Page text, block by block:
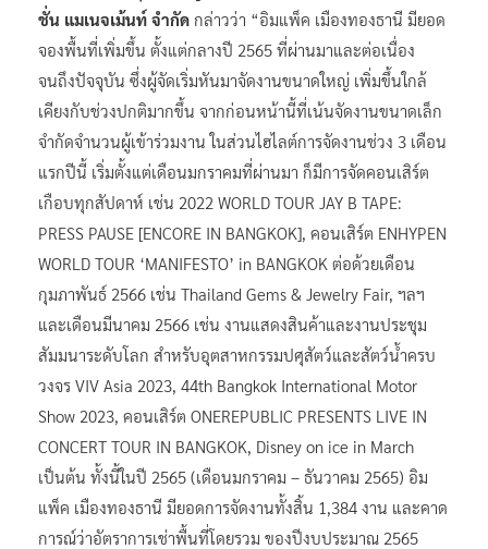
ชั่น แมเนจเม้นท์ จำกัด กล่าวว่า “อิมแพ็ค เมืองทองธานี มียอด
จองพื้นที่เพิ่มขึ้น ตั้งแต่กลางปี 2565 ที่ผ่านมาและต่อเนื่อง
จนถึงปัจจุบัน ซึ่งผู้จัดเริ่มหันมาจัดงานขนาดใหญ่ เพิ่มขึ้นใกล้
เคียงกับช่วงปกติมากขึ้น จากก่อนหน้านี้ที่เน้นจัดงานขนาดเล็ก
จำกัดจำนวนผู้เข้าร่วมงาน ในส่วนไฮไลต์การจัดงานช่วง 3 เดือน
แรกปีนี้ เริ่มตั้งแต่เดือนมกราคมที่ผ่านมา ก็มีการจัดคอนเสิร์ต
เกือบทุกสัปดาห์ เช่น 2022 WORLD TOUR JAY B TAPE:
PRESS PAUSE [ENCORE IN BANGKOK], คอนเสิร์ต ENHYPEN
WORLD TOUR ‘MANIFESTO’ in BANGKOK ต่อด้วยเดือน
กุมภาพันธ์ 2566 เช่น Thailand Gems & Jewelry Fair, ฯลฯ
และเดือนมีนาคม 2566 เช่น งานแสดงสินค้าและงานประชุม
สัมมนาระดับโลก สำหรับอุตสาหกรรมปศุสัตว์และสัตว์น้ำครบ
วงจร VIV Asia 2023, 44th Bangkok International Motor
Show 2023, คอนเสิร์ต ONEREPUBLIC PRESENTS LIVE IN
CONCERT TOUR IN BANGKOK, Disney on ice in March
เป็นต้น ทั้งนี้ในปี 2565 (เดือนมกราคม – ธันวาคม 2565) อิม
แพ็ค เมืองทองธานี มียอดการจัดงานทั้งสิ้น 1,384 งาน และคาด
การณ์ว่าอัตราการเช่าพื้นที่โดยรวม ของปีงบประมาณ 2565